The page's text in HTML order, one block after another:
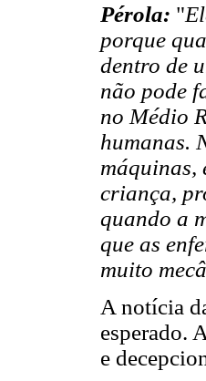
Pérola: "
porque
dentro de
não pode
no Médio
humanas.
máquinas,
criança,
quando a
que as
muito
A notícia
esperado.
e